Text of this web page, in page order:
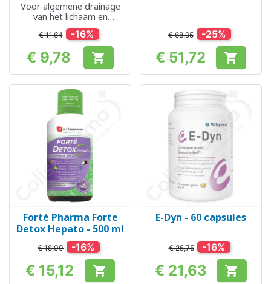
Voor algemene drainage
van het lichaam en
niereliminatie
€ 11,64 -16%
Prijs
€ 9,78 
€ 68,95 -25%
Prijs
€ 51,72 
Forté Pharma Forte
Detox Hepato - 500 ml
€ 18,00 -16%
Prijs
€ 15,12 
E-Dyn - 60 capsules
€ 25,75 -16%
Prijs
€ 21,63 